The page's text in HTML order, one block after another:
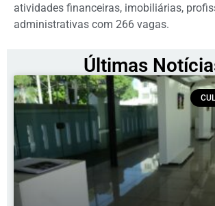
atividades financeiras, imobiliárias,
administrativas com 266 vagas.
Últimas